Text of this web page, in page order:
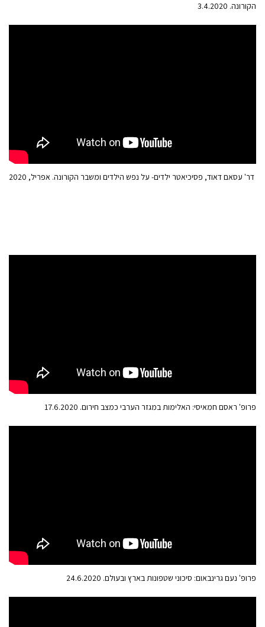
הקורונה. 3.4.2020
דר' עסאם דאוד, פסיכיאטר ילדים- על נפש הילדים ומשבר הקורונה. אפריל, 2020
פרופ' ראסם חמאיסי: האלימות במגזר הערבי כמצב חירום. 17.6.2020
פרופ' נעם גרינבאום: סיכוני שטפונות בארץ ובעולם. 24.6.2020